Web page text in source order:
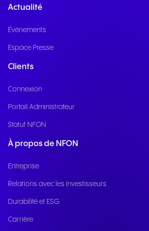
Actualité
Événements
Espace Presse
Clients
Connexion
Portail Administrateur
Statut NFON
À propos de NFON
Entreprise
Relations avec les investisseurs
Durabilité et ESG
Carrière